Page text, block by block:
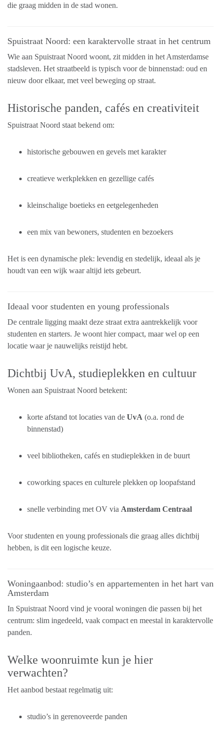
die graag midden in de stad wonen.
Spuistraat Noord: een karaktervolle straat in het centrum
Wie aan Spuistraat Noord woont, zit midden in het Amsterdamse
stadsleven. Het straatbeeld is typisch voor de binnenstad: oud en
nieuw door elkaar, met veel beweging op straat.
Historische panden, cafés en creativiteit
Spuistraat Noord staat bekend om:
historische gebouwen en gevels met karakter
creatieve werkplekken en gezellige cafés
kleinschalige boetieks en eetgelegenheden
een mix van bewoners, studenten en bezoekers
Het is een dynamische plek: levendig en stedelijk, ideaal als je
houdt van een wijk waar altijd iets gebeurt.
Ideaal voor studenten en young professionals
De centrale ligging maakt deze straat extra aantrekkelijk voor
studenten en starters. Je woont hier compact, maar wel op een
locatie waar je nauwelijks reistijd hebt.
Dichtbij UvA, studieplekken en cultuur
Wonen aan Spuistraat Noord betekent:
korte afstand tot locaties van de UvA (o.a. rond de
binnenstad)
veel bibliotheken, cafés en studieplekken in de buurt
coworking spaces en culturele plekken op loopafstand
snelle verbinding met OV via Amsterdam Centraal
Voor studenten en young professionals die graag alles dichtbij
hebben, is dit een logische keuze.
Woningaanbod: studio’s en appartementen in het hart van
Amsterdam
In Spuistraat Noord vind je vooral woningen die passen bij het
centrum: slim ingedeeld, vaak compact en meestal in karaktervolle
panden.
Welke woonruimte kun je hier
verwachten?
Het aanbod bestaat regelmatig uit:
studio’s in gerenoveerde panden